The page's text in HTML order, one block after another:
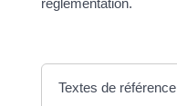
réglementation.
Textes de référence